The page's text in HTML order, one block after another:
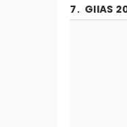
7. GIIAS